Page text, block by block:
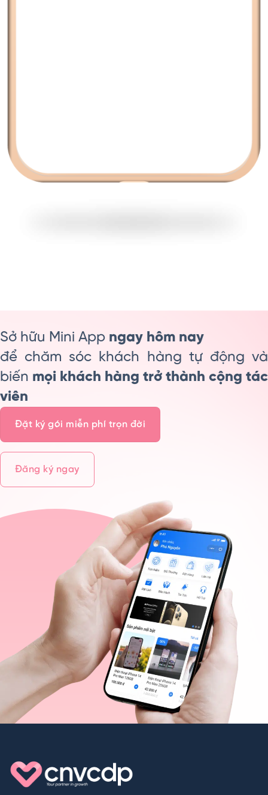
Sở hữu Mini App ngay hôm nay
để chăm sóc khách hàng tự động và
biến mọi khách hàng trở thành cộng tác
viên
Đặt ký gói miễn phí trọn đời
Đăng ký ngay